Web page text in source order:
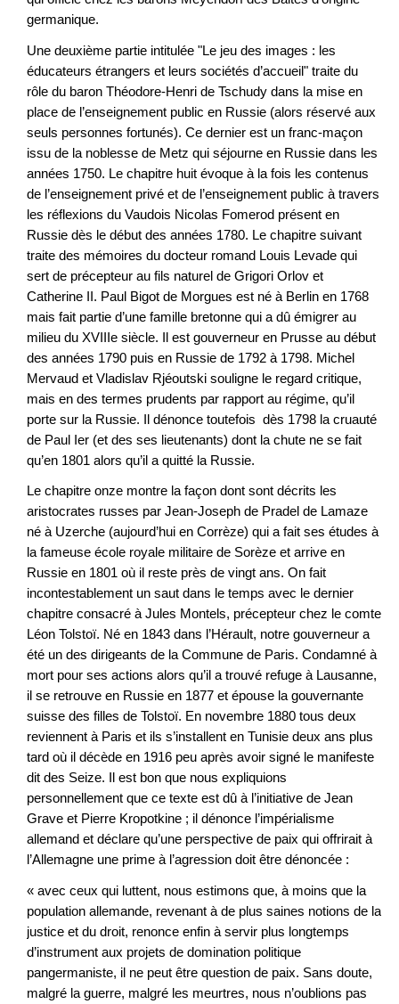
germanique.
Une deuxième partie intitulée "Le jeu des images : les
éducateurs étrangers et leurs sociétés d’accueil" traite du
rôle du baron Théodore-Henri de Tschudy dans la mise en
place de l’enseignement public en Russie (alors réservé aux
seuls personnes fortunés). Ce dernier est un franc-maçon
issu de la noblesse de Metz qui séjourne en Russie dans les
années 1750. Le chapitre huit évoque à la fois les contenus
de l’enseignement privé et de l’enseignement public à travers
les réflexions du Vaudois Nicolas Fomerod présent en
Russie dès le début des années 1780. Le chapitre suivant
traite des mémoires du docteur romand Louis Levade qui
sert de précepteur au fils naturel de Grigori Orlov et
Catherine II. Paul Bigot de Morgues est né à Berlin en 1768
mais fait partie d’une famille bretonne qui a dû émigrer au
milieu du XVIIIe siècle. Il est gouverneur en Prusse au début
des années 1790 puis en Russie de 1792 à 1798. Michel
Mervaud et Vladislav Rjéoutski souligne le regard critique,
mais en des termes prudents par rapport au régime, qu’il
porte sur la Russie. Il dénonce toutefois dès 1798 la cruauté
de Paul Ier (et des ses lieutenants) dont la chute ne se fait
qu’en 1801 alors qu’il a quitté la Russie.
Le chapitre onze montre la façon dont sont décrits les
aristocrates russes par Jean-Joseph de Pradel de Lamaze
né à Uzerche (aujourd’hui en Corrèze) qui a fait ses études à
la fameuse école royale militaire de Sorèze et arrive en
Russie en 1801 où il reste près de vingt ans. On fait
incontestablement un saut dans le temps avec le dernier
chapitre consacré à Jules Montels, précepteur chez le comte
Léon Tolstoï. Né en 1843 dans l’Hérault, notre gouverneur a
été un des dirigeants de la Commune de Paris. Condamné à
mort pour ses actions alors qu’il a trouvé refuge à Lausanne,
il se retrouve en Russie en 1877 et épouse la gouvernante
suisse des filles de Tolstoï. En novembre 1880 tous deux
reviennent à Paris et ils s’installent en Tunisie deux ans plus
tard où il décède en 1916 peu après avoir signé le manifeste
dit des Seize. Il est bon que nous expliquions
personnellement que ce texte est dû à l’initiative de Jean
Grave et Pierre Kropotkine ; il dénonce l’impérialisme
allemand et déclare qu’une perspective de paix qui offrirait à
l’Allemagne une prime à l’agression doit être dénoncée :
« avec ceux qui luttent, nous estimons que, à moins que la
population allemande, revenant à de plus saines notions de la
justice et du droit, renonce enfin à servir plus longtemps
d’instrument aux projets de domination politique
pangermaniste, il ne peut être question de paix. Sans doute,
malgré la guerre, malgré les meurtres, nous n’oublions pas